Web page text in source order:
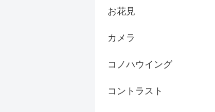
お花見
カメラ
コノハウイング
コントラスト